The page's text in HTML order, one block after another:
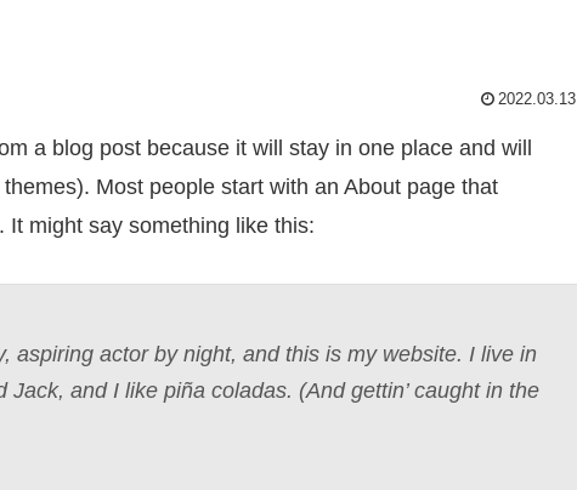
2022.03.13
a blog post because it will stay in one place and will
Most people start with an About page that
might say something like this:
aspiring actor by night, and this is my website. I live in
and I like piña coladas. (And gettin’ caught in the